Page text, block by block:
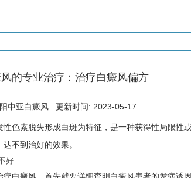
的专业治疗：治疗白癜风偏方
中亚白癜风 更新时间: 2023-05-17
素脱失形成白斑为特征，是一种获得性局限性
不到治好的效果。
好